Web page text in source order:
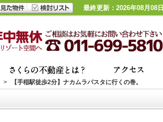
最終更新：2026年08月08日
> 【手稲駅徒歩2分】ナカムラパスタに行くの巻。